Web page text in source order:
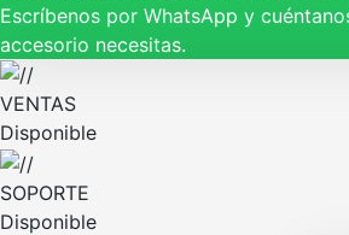
Escríbenos por WhatsApp y
accesorio necesitas.
VENTAS
Disponible
SOPORTE
Disponible